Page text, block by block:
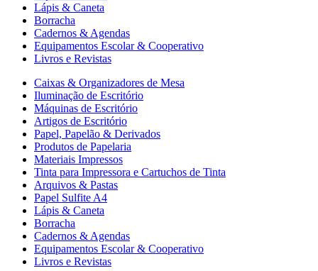
Lápis & Caneta
Borracha
Cadernos & Agendas
Equipamentos Escolar & Cooperativo
Livros e Revistas
Caixas & Organizadores de Mesa
Iluminação de Escritório
Máquinas de Escritório
Artigos de Escritório
Papel, Papelão & Derivados
Produtos de Papelaria
Materiais Impressos
Tinta para Impressora e Cartuchos de Tinta
Arquivos & Pastas
Papel Sulfite A4
Lápis & Caneta
Borracha
Cadernos & Agendas
Equipamentos Escolar & Cooperativo
Livros e Revistas